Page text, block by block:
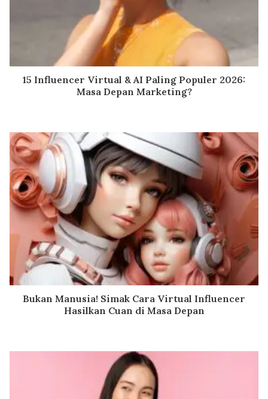
15 Influencer Virtual & AI Paling Populer 2026:
Masa Depan Marketing?
Bukan Manusia! Simak Cara Virtual Influencer
Hasilkan Cuan di Masa Depan